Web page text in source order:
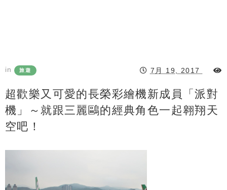
in 旅遊 7月 19, 2017
超歡樂又可愛的長榮彩繪機新成員「派對
機」～就跟三麗鷗的經典角色一起翱翔天
空吧！